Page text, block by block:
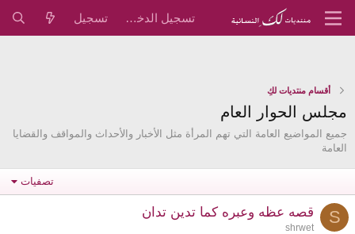
تسجيل الدخول تسجيل
أقسام منتديات لكِ
مجلس الحوار العام
جميع المواضيع العامة التي تهم المرأة مثل الأخبار والأحداث والمواقف والقضايا
العامة
تصفيات
S قصه عظه وعبره كما تدين تدان
shrwet